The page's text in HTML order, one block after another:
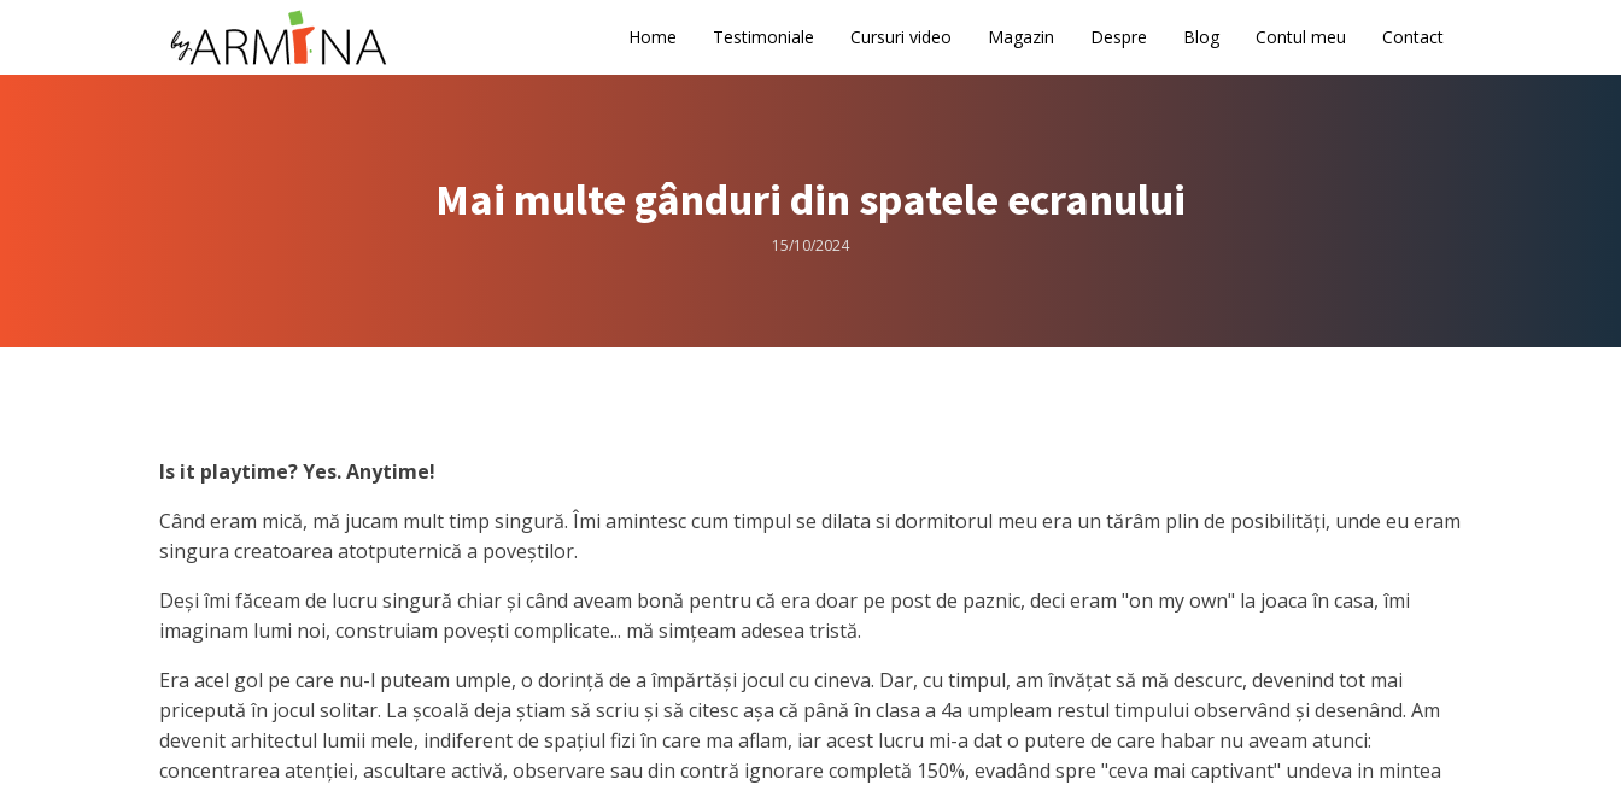
Home Testimoniale Cursuri video Magazin Despre Blog Contul meu Contact
Mai multe gânduri din spatele ecranului
15/10/2024
Is it playtime? Yes. Anytime!
Când eram mică, mă jucam mult timp singură. Îmi amintesc cum timpul se dilata si dormitorul meu era un tărâm plin de posibilități, unde eu eram
singura creatoarea atotputernică a poveștilor.
Deși îmi făceam de lucru singură chiar și când aveam bonă pentru că era doar pe post de paznic, deci eram "on my own" la joaca în casa, îmi
imaginam lumi noi, construiam povești complicate... mă simțeam adesea tristă.
Era acel gol pe care nu-l puteam umple, o dorință de a împărtăși jocul cu cineva. Dar, cu timpul, am învățat să mă descurc, devenind tot mai
pricepută în jocul solitar. La școală deja știam să scriu și să citesc așa că până în clasa a 4a umpleam restul timpului observând și desenând. Am
devenit arhitectul lumii mele, indiferent de spațiul fizi în care ma aflam, iar acest lucru mi-a dat o putere de care habar nu aveam atunci:
concentrarea atenției, ascultare activă, observare sau din contră ignorare completă 150%, evadând spre "ceva mai captivant" undeva in mintea